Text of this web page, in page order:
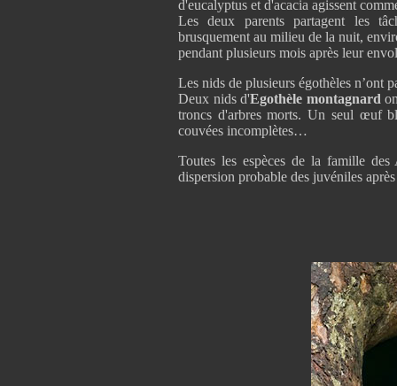
d'eucalyptus et d'acacia agissent
Les deux parents partagent les
brusquement au milieu de la nuit,
pendant plusieurs mois après leur
Les nids de plusieurs égothèles n’ont
Deux nids d'Egothèle montagnard
troncs d'arbres morts. Un seul œuf
couvées incomplètes…
Toutes les espèces de la famille des
dispersion probable des juvéniles